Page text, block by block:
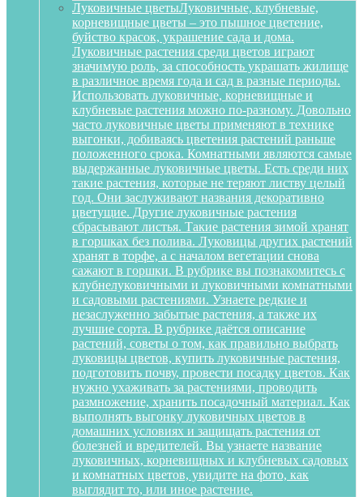
Луковичные цветыЛуковичные, клубневые,
корневищные цветы – это пышное цветение,
буйство красок, украшение сада и дома.
Луковичные растения среди цветов играют
значимую роль, за способность украшать жилище
в различное время года и сад в разные периоды.
Использовать луковичные, корневищные и
клубневые растения можно по-разному. Довольно
часто луковичные цветы применяют в технике
выгонки, добиваясь цветения растений раньше
положенного срока. Комнатными являются самые
выдержанные луковичные цветы. Есть среди них
такие растения, которые не теряют листву целый
год. Они заслуживают названия декоративно
цветущие. Другие луковичные растения
сбрасывают листья. Такие растения зимой хранят
в горшках без полива. Луковицы других растений
хранят в торфе, а с началом вегетации снова
сажают в горшки. В рубрике вы познакомитесь с
клубнелуковичными и луковичными комнатными
и садовыми растениями. Узнаете редкие и
незаслуженно забытые растения, а также их
лучшие сорта. В рубрике даётся описание
растений, советы о том, как правильно выбрать
луковицы цветов, купить луковичные растения,
подготовить почву, провести посадку цветов. Как
нужно ухаживать за растениями, проводить
размножение, хранить посадочный материал. Как
выполнять выгонку луковичных цветов в
домашних условиях и защищать растения от
болезней и вредителей. Вы узнаете название
луковичных, корневищных и клубневых садовых
и комнатных цветов, увидите на фото, как
выглядит то, или иное растение.